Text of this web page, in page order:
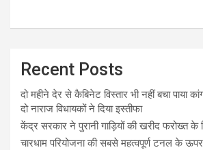
Recent Posts
दो महीने देर से कैबिनेट विस्तार भी नहीं बचा पाया
दो नाराज विधायकों ने दिया इस्तीफा
केंद्र सरकार ने पुरानी गाड़ियों की खरीद फरोख्त के
चारधाम परियोजना की सबसे महत्वपूर्ण टनल के ऊपर